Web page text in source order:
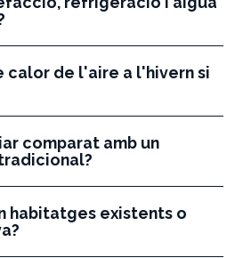
calor de l'aire a l'hivern si
comparat amb un
habitatges existents o